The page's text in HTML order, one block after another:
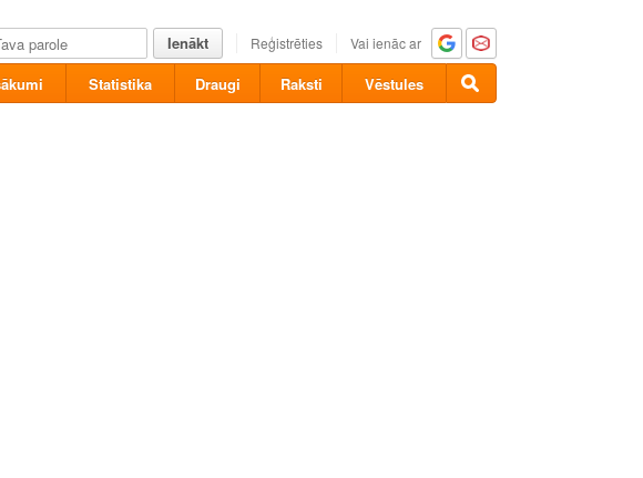
Ienākt Reģistrēties Vai ienāc ar
Statistika Draugi Raksti Vēstules